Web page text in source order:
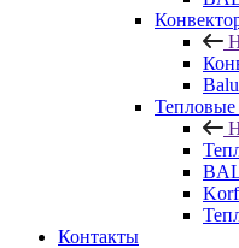
Balu
Тепловые
Korf
Контакты